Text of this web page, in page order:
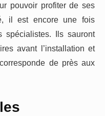
pouvoir profiter de ses
il est encore une fois
Ils sauront
avant l’installation et
de près aux